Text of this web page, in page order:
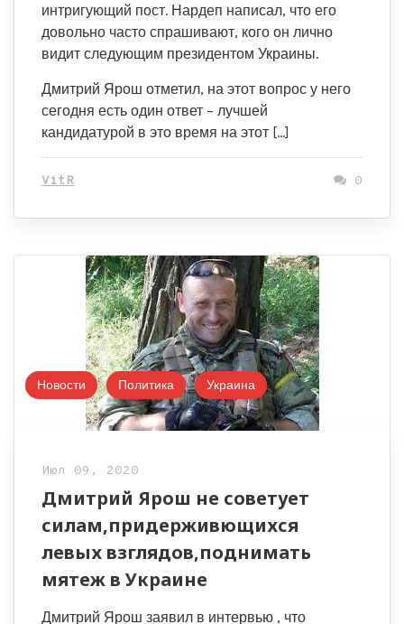
интригующий пост. Нардеп написал, что его
довольно часто спрашивают, кого он лично
видит следующим президентом Украины.
Дмитрий Ярош отметил, на этот вопрос у него
сегодня есть один ответ – лучшей
кандидатурой в это время на этот […]
VitR 0
Новости Политика Украина
Июл 09, 2020
Дмитрий Ярош не советует
силам,придерживющихся
левых взглядов,поднимать
мятеж в Украине
Дмитрий Ярош заявил в интервью , что